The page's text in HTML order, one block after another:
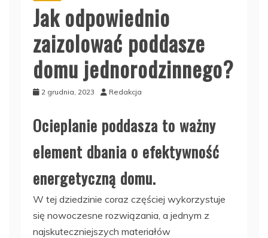
Jak odpowiednio
zaizolować poddasze
domu jednorodzinnego?
2 grudnia, 2023 Redakcja
Ocieplanie poddasza to ważny
element dbania o efektywność
energetyczną domu.
W tej dziedzinie coraz częściej wykorzystuje
się nowoczesne rozwiązania, a jednym z
najskuteczniejszych materiałów